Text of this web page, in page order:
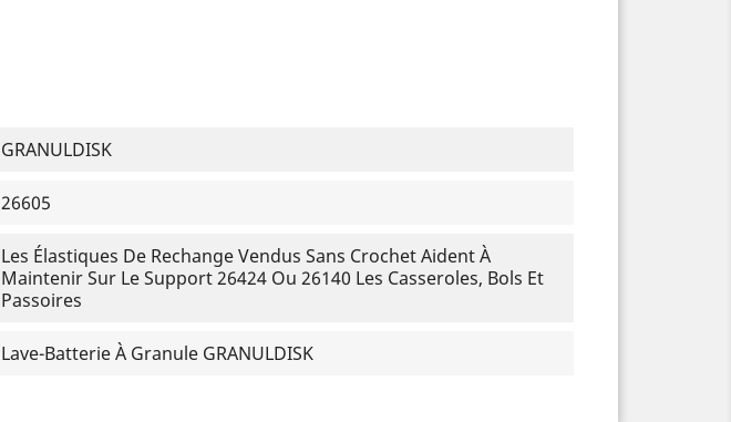
GRANULDISK
26605
Les Élastiques De Rechange Vendus Sans Crochet Aident À
Maintenir Sur Le Support 26424 Ou 26140 Les Casseroles, Bols Et
Passoires
Lave-Batterie À Granule GRANULDISK